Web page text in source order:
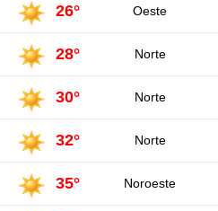
26° Oeste
28° Norte
30° Norte
32° Norte
35° Noroeste